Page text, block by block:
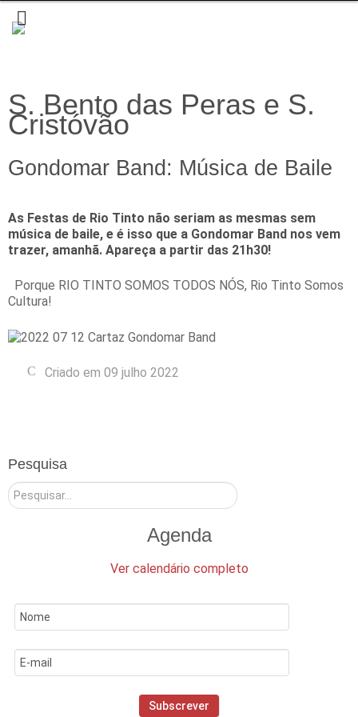
Pesquisa
Pesquisar
Agenda
Ver calendário completo
S. Bento das Peras e S.
Cristóvão
Gondomar Band: Música de Baile
As Festas de Rio Tinto não seriam as mesmas sem
música de baile, e é isso que a Gondomar Band nos vem
trazer, amanhã. Apareça a partir das 21h30!
Porque RIO TINTO SOMOS TODOS NÓS, Rio Tinto Somos
Cultura!
Criado em 09 julho 2022